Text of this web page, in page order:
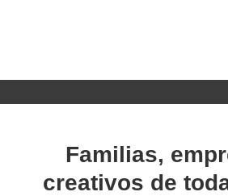
Familias,
creativos de